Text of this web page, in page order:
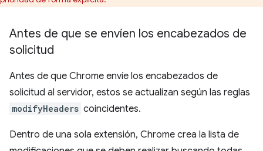
Antes de que se envíen los encabezados de
solicitud
Antes de que Chrome envíe los encabezados de
solicitud al servidor, estos se actualizan según las reglas
modifyHeaders coincidentes.
Dentro de una sola extensión, Chrome crea la lista de